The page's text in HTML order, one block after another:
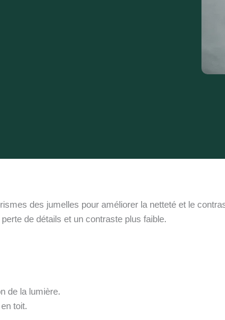
des jumelles pour améliorer la netteté et le
de détails et un contraste plus faible.
de la lumière.
toit.